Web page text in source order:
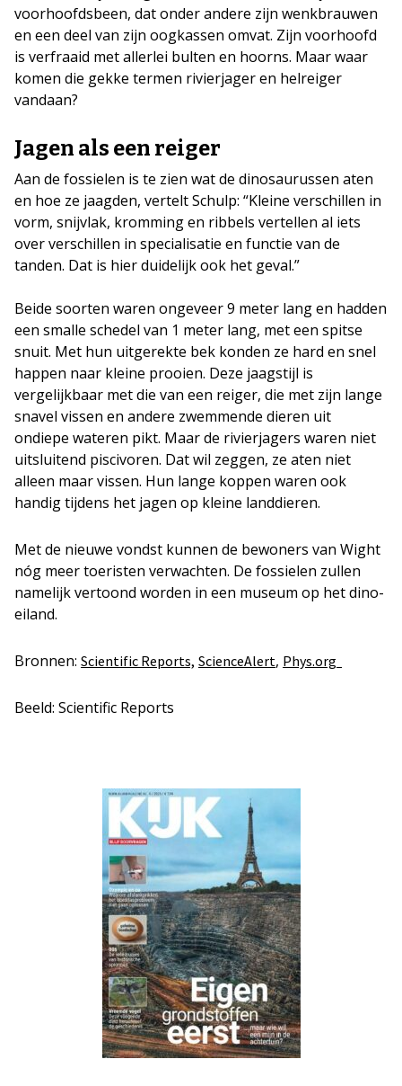
voorhoofdsbeen, dat onder andere zijn wenkbrauwen
en een deel van zijn oogkassen omvat. Zijn voorhoofd
is verfraaid met allerlei bulten en hoorns. Maar waar
komen die gekke termen rivierjager en helreiger
vandaan?
Jagen als een reiger
Aan de fossielen is te zien wat de dinosaurussen aten
en hoe ze jaagden, vertelt Schulp: “Kleine verschillen in
vorm, snijvlak, kromming en ribbels vertellen al iets
over verschillen in specialisatie en functie van de
tanden. Dat is hier duidelijk ook het geval.”
Beide soorten waren ongeveer 9 meter lang en hadden
een smalle schedel van 1 meter lang, met een spitse
snuit. Met hun uitgerekte bek konden ze hard en snel
happen naar kleine prooien. Deze jaagstijl is
vergelijkbaar met die van een reiger, die met zijn lange
snavel vissen en andere zwemmende dieren uit
ondiepe wateren pikt. Maar de rivierjagers waren niet
uitsluitend piscivoren. Dat wil zeggen, ze aten niet
alleen maar vissen. Hun lange koppen waren ook
handig tijdens het jagen op kleine landdieren.
Met de nieuwe vondst kunnen de bewoners van Wight
nóg meer toeristen verwachten. De fossielen zullen
namelijk vertoond worden in een museum op het dino-
eiland.
Bronnen: Scientific Reports, ScienceAlert, Phys.org
Beeld: Scientific Reports